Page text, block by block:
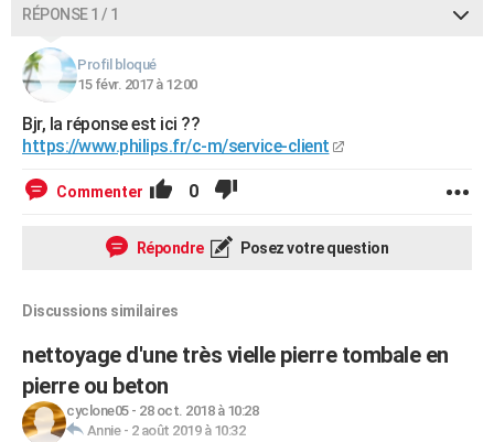
CARTE DE VOEUX
Carte de Noël
Carte Bonne année
Carte Saint-Valentin
Carte Pâques
Carte d'anniversaire
DICTIONNAIRE
Dictionnaire
Biographies
Citations
Expressions
Proverbes
COPAINS D'AVANT
S'inscrire
Se connecter
Lycées
Collèges
Primaires
Universités
Entreprises
Service militaire
Avis de recherche
AVIS DE DÉCÈS
RÉPONSE 1 / 1
Profil bloqué
15 févr. 2017 à 12:00
Bjr, la réponse est ici ??
https://www.philips.fr/c-m/service-client
Commenter 0
Répondre Posez votre question
Discussions similaires
nettoyage d'une très vielle pierre tombale en
pierre ou beton
cyclone05- 28 oct. 2018 à 10:28
Annie- 2 août 2019 à 10:32